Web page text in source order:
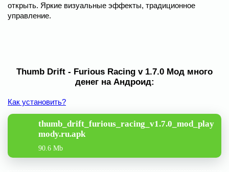
открыть. Яркие визуальные эффекты, традиционное
управление.
Thumb Drift - Furious Racing v 1.7.0 Мод много
денег на Андроид:
Как установить?
thumb_drift_furious_racing_v1.7.0_mod_play
mody.ru.apk
90.6 Mb